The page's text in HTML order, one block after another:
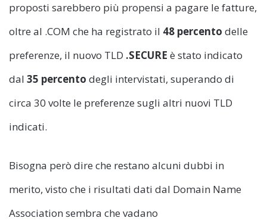
proposti sarebbero più propensi a pagare le fatture,
oltre al .COM che ha registrato il 48 percento delle
preferenze, il nuovo TLD .SECURE è stato indicato
dal 35 percento degli intervistati, superando di
circa 30 volte le preferenze sugli altri nuovi TLD
indicati.
Bisogna però dire che restano alcuni dubbi in
merito, visto che i risultati dati dal Domain Name
Association sembra che vadano